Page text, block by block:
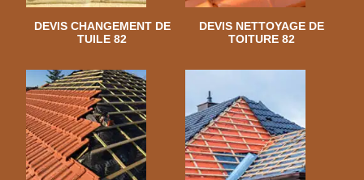
DEVIS CHANGEMENT DE
TUILE 82
DEVIS NETTOYAGE DE
TOITURE 82